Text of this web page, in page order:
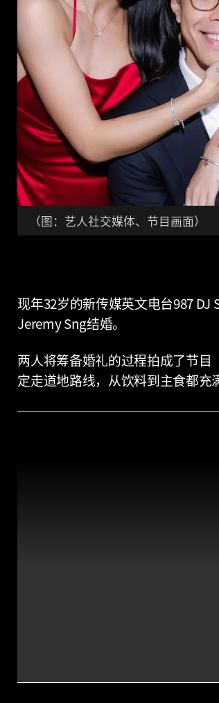
（图：艺人社交媒体、节目画面）
现年32岁的新传媒英文电台987
Jeremy Sng结婚。
两人将筹备婚礼的过程拍成了节
定走道地路线，从饮料到主食都